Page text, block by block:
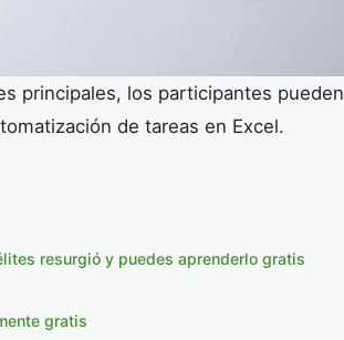
principales, los participantes pueden
de tareas en Excel.
resurgió y puedes aprenderlo gratis
gratis